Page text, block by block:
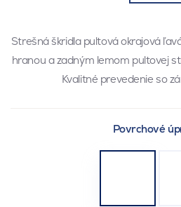
Strešná škridla pultová okrajová
hranou a zadným lemom pultovej
Kvalitné prevedenie so
Povrchové